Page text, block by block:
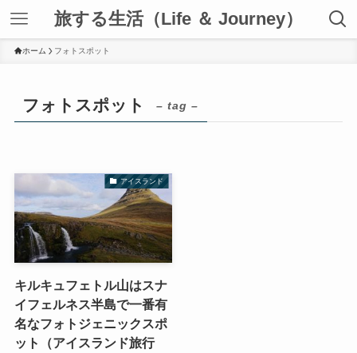
旅する生活（Life ＆ Journey）
ホーム フォトスポット
フォトスポット – tag –
アイスランド
キルキュフェトル山はスナ
イフェルネス半島で一番有
名なフォトジェニックスポ
ット（アイスランド旅行